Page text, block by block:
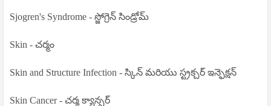
Sjogren's Syndrome - స్జోగ్రెన్ సిండ్రోమ్
Skin - చర్మం
Skin and Structure Infection - స్కిన్ మరియు స్ట్రక్చర్ ఇన్ఫెక్షన్
Skin Cancer - చర్మ క్యాన్సర్